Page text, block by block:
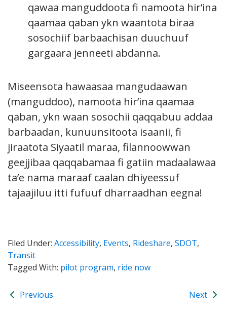
qawaa manguddoota fi namoota hir’ina
qaamaa qaban ykn waantota biraa
sosochiif barbaachisan duuchuuf
gargaara jenneeti abdanna.
Miseensota hawaasaa mangudaawan
(manguddoo), namoota hir’ina qaamaa
qaban, ykn waan sosochii qaqqabuu addaa
barbaadan, kunuunsitoota isaanii, fi
jiraatota Siyaatil maraa, filannoowwan
geejjibaa qaqqabamaa fi gatiin madaalawaa
ta’e nama maraaf caalan dhiyeessuf
tajaajiluu itti fufuuf dharraadhan eegna!
Filed Under: Accessibility, Events, Rideshare, SDOT,
Transit
Tagged With: pilot program, ride now
Previous Next